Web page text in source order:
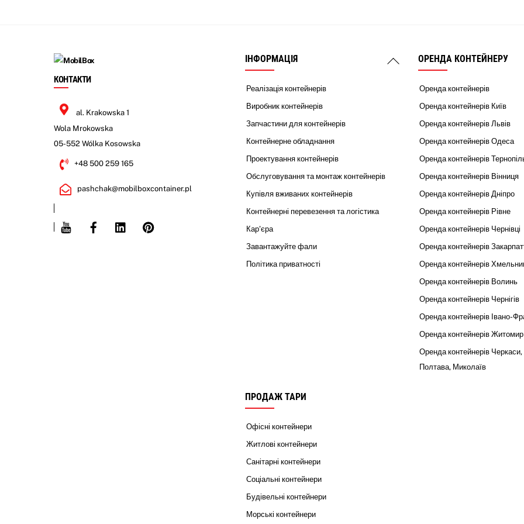
Back
КОНТАКТИ
al. Krakowska 1
Wola Mrokowska
05-552 Wólka Kosowska
+48 500 259 165
pashchak@mobilboxcontainer.pl
ІНФОРМАЦІЯ
Реалізація контейнерів
Виробник контейнерів
Запчастини для контейнерів
Контейнерне обладнання
Проектування контейнерів
Обслуговування та монтаж контейнерів
Купівля вживаних контейнерів
Контейнерні перевезення та логістика
Кар’єра
Завантажуйте фали
Політика приватності
ОРЕНДА КОНТЕЙНЕРУ
Оренда контейнерів
Оренда контейнерів Київ
Оренда контейнерів Львів
Оренда контейнерів Одеса
Оренда контейнерів
Оренда контейнерів Вінниця
Оренда контейнерів Дніпро
Оренда контейнерів Рівне
Оренда контейнерів Чернівці
Оренда контейнерів
Оренда контейнерів
Оренда контейнерів Волинь
Оренда контейнерів Чернігів
Оренда контейнерів Івано-
Оренда контейнерів Житомир
Оренда контейнерів
Полтава, Миколаїв
ПРОДАЖ ТАРИ
Офісні контейнери
Житлові контейнери
Санітарні контейнери
Соціальні контейнери
Будівельні контейнери
Морські контейнери